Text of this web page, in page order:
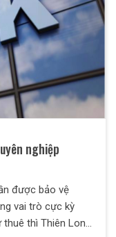
nghiệp
được bảo vệ
vai trò cực kỳ
thuê thì Thiên Long